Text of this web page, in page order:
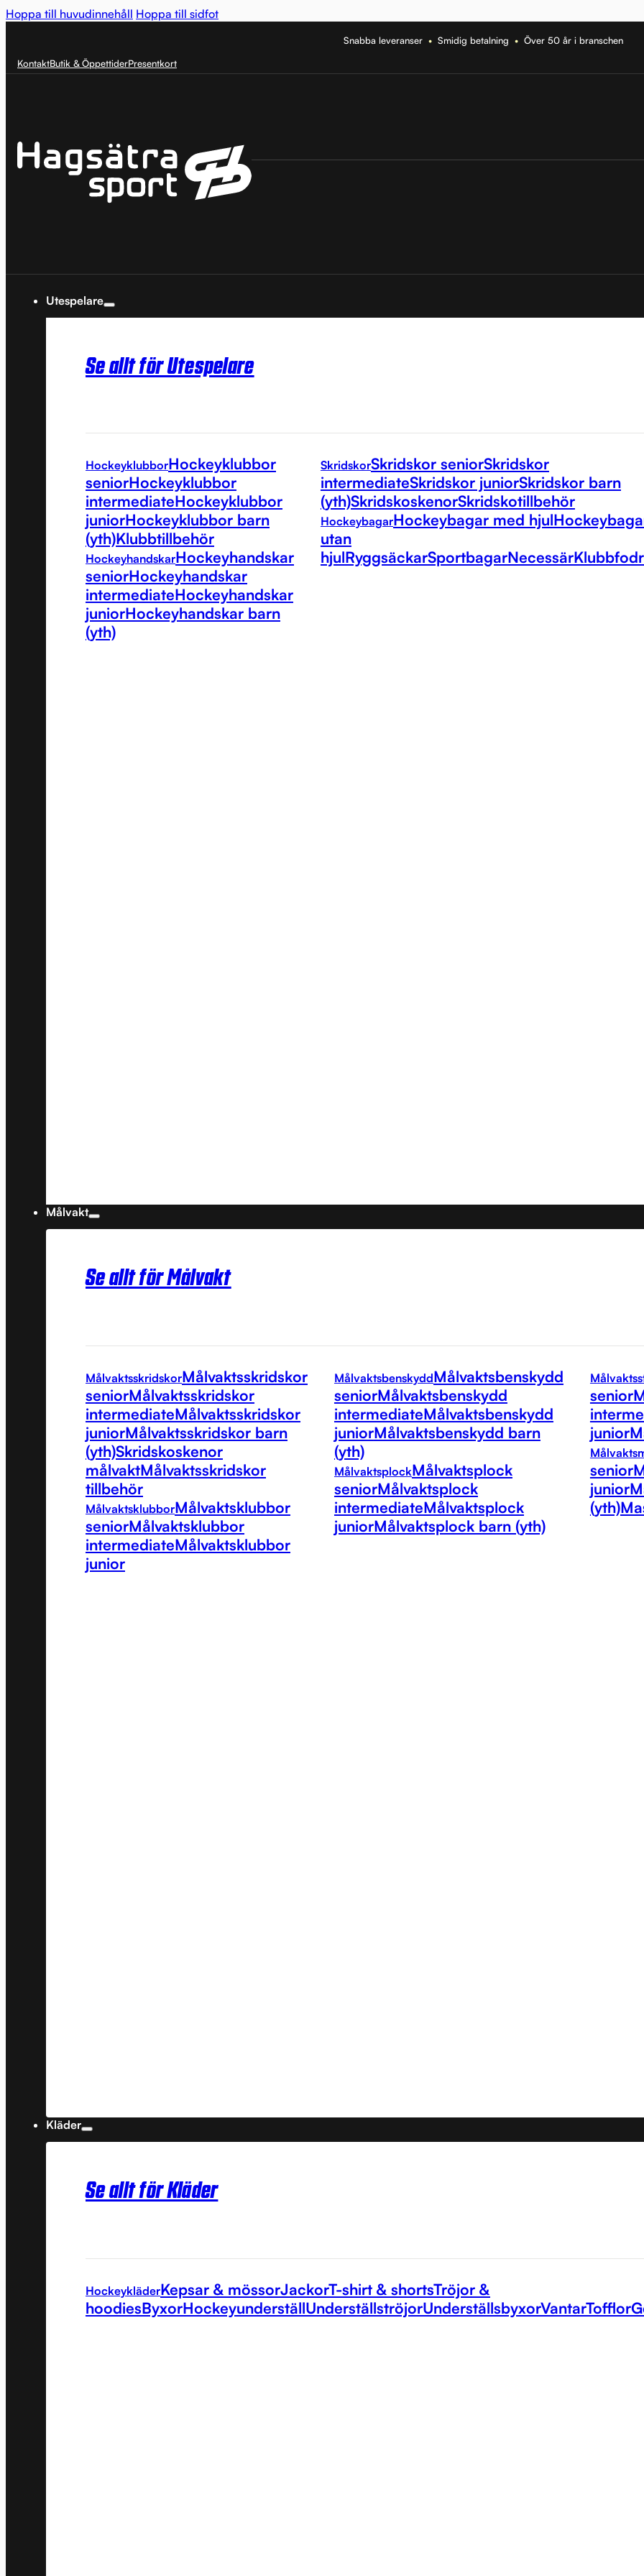
Hoppa till huvudinnehåll Hoppa till sidfot
Snabba leveranser •Smidig betalning •Över 50 år i branschen
KontaktButik & ÖppettiderPresentkort
Utespelare
Se allt för Utespelare
HockeyklubborHockeyklubbor
seniorHockeyklubbor
intermediateHockeyklubbor
juniorHockeyklubbor barn
(yth)Klubbtillbehör
HockeyhandskarHockeyhandskar
seniorHockeyhandskar
intermediateHockeyhandskar
juniorHockeyhandskar barn
(yth)
SkridskorSkridskor seniorSkridskor
intermediateSkridskor juniorSkridskor barn
(yth)SkridskoskenorSkridskotillbehör
HockeybagarHockeybagar med hjul
utan
hjulRyggsäckarSportbagarNecessär
Målvakt
Se allt för Målvakt
MålvaktsskridskorMålvaktsskridskor
seniorMålvaktsskridskor
intermediateMålvaktsskridskor
juniorMålvaktsskridskor barn
(yth)Skridskoskenor
målvaktMålvaktsskridskor
tillbehör
MålvaktsklubborMålvaktsklubbor
seniorMålvaktsklubbor
intermediateMålvaktsklubbor
junior
MålvaktsbenskyddMålvaktsbenskydd
seniorMålvaktsbenskydd
intermediateMålvaktsbenskydd
juniorMålvaktsbenskydd barn
(yth)
MålvaktsplockMålvaktsplock
seniorMålvaktsplock
intermediateMålvaktsplock
juniorMålvaktsplock barn (yth)
senior
junior
senior
junior
(yth)
Kläder
Se allt för Kläder
HockeykläderKepsar & mössorJackorT-shirt & shortsTröjor &
hoodiesByxorHockeyunderställUnderställströjorUnderställsbyxorVantarTofflor